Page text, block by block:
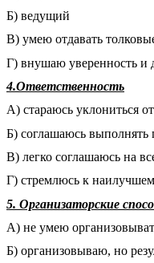
Б) ведущий
В) умею отдавать
Г) внушаю уверенность и
4.Ответственность
А) стараюсь уклониться
Б) соглашаюсь выполнять
В) легко соглашаюсь на
Г) стремлюсь к
5. Организаторские
А) не умею
Б) организовываю, но